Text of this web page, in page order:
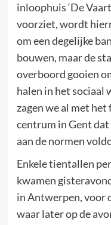
inloophuis ‘De
voorziet, wordt
om een degelijke
bouwen, maar de
overboord gooien
halen in het sociaal
zagen we al met
centrum in Gent
aan de normen
Enkele tientallen
kwamen
in Antwerpen, voor
waar later op de